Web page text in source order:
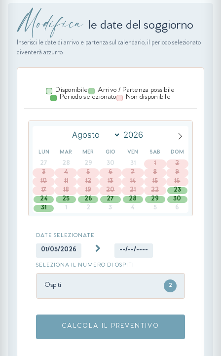
Modifica le date del soggiorno
Inserisci le date di arrivo e partenza sul calendario, il periodo selezionato
diventerà azzurro
Disponibile
Arrivo / Partenza possibile
Periodo selezionato
Non disponibile
LUN MAR MER GIO VEN SAB DOM
27 28 29 30 31 1
2
3
4 5 6 7 8
9
10
11 12 13 14 15
16
17
18 19 20 21 22
23
24
25 26 27 28 29
30
31
1 2 3 4 5 6
DATE SELEZIONATE
01/05/2026 --/--/----
SELEZIONA IL NUMERO DI OSPITI
Ospiti 2
CALCOLA IL PREVENTIVO